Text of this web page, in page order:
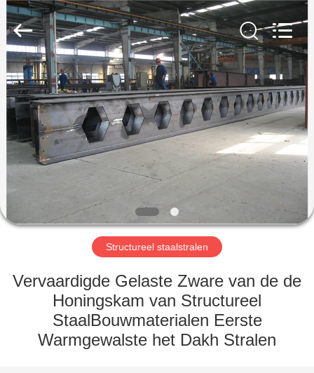
HUIS
PRODUCTEN
VIDEO'S
VR
-
OVER
Qingdao
KaFa
Fabrication
Co.,
Ltd..
All
Rights
Reserved.
Structureel staalstralen
Vervaardigde Gelaste Zware van de de
Honingskam van Structureel
StaalBouwmaterialen Eerste
Warmgewalste het Dakh Stralen